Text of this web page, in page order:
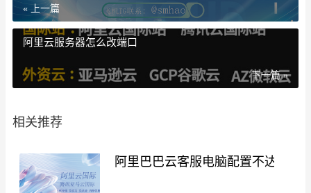
« 上一篇
阿里云服务器怎么改端口
下一篇 »
相关推荐
阿里巴巴云客服电脑配置不达标